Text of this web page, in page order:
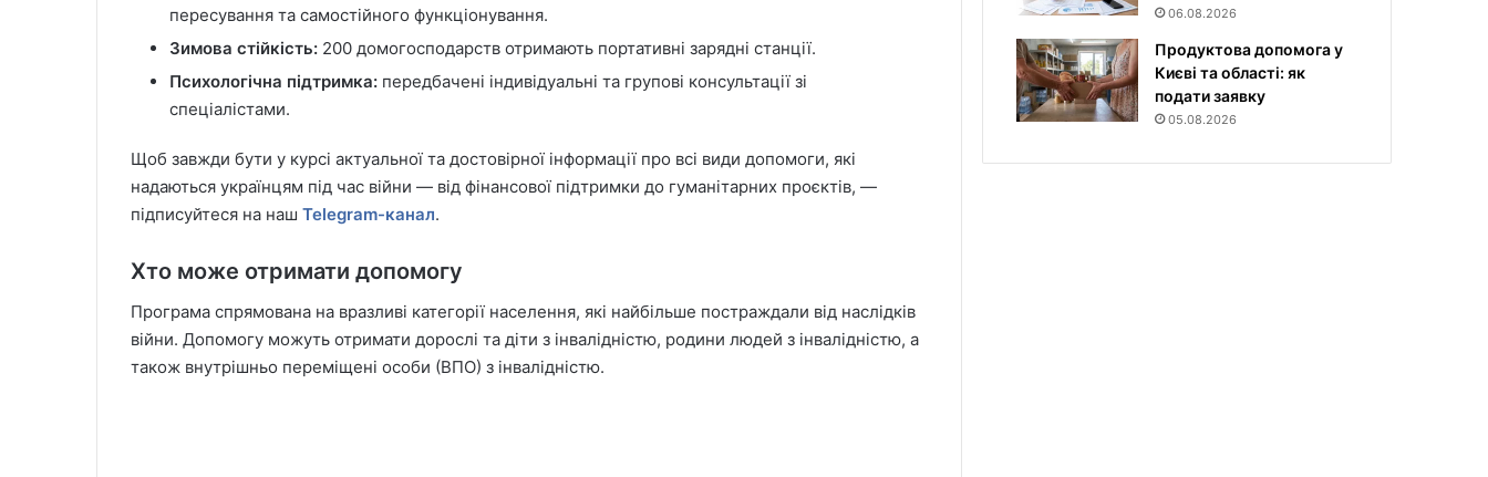
пересування та самостійного функціонування.
Зимова стійкість: 200 домогосподарств отримають портативні зарядні станції.
Психологічна підтримка: передбачені індивідуальні та групові консультації зі
спеціалістами.
Щоб завжди бути у курсі актуальної та достовірної інформації про всі види допомоги, які
надаються українцям під час війни — від фінансової підтримки до гуманітарних проєктів, —
підписуйтеся на наш Telegram-канал.
Хто може отримати допомогу
Програма спрямована на вразливі категорії населення, які найбільше постраждали від наслідків
війни. Допомогу можуть отримати дорослі та діти з інвалідністю, родини людей з інвалідністю, а
також внутрішньо переміщені особи (ВПО) з інвалідністю.
06.08.2026
Продуктова допомога у
Києві та області: як
подати заявку
05.08.2026